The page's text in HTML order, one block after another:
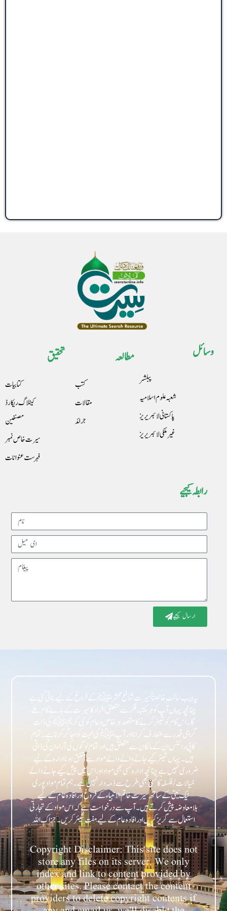
رابطہ کیجیے
Name
Email
Message
ارسال کیجیے
وسائل
پبلشر
شعبہ علوم اسلامیہ
پاکستانی لائبریریز
غیرملکی لائبریریز
مطالعہ
کتب
مقالات
جرائد
تحقیق
کتابیات
کیٹلاگ ریکارڈ
مصنفین
سیرت خاص نمبر
فہرست عنوانات
یہ ویب سائٹ خالصتاً سیرت شافع محشر ﷺ کے فروغ کے لیے بنائی گئی ہے
چنانچہ یہاں آپ کو ہر مکتبہ فکر سے متعلق افراد کا سیرت کے بارے کام ملے
گا۔ اس کام کو شیئر کرنے کا مقصد ہر خاص و عام کو نبی کریمﷺ کی ذات
گرامی قدر سے متعارف کرانا اور آپﷺ کی محبت کو اجاگر کرنا ہے۔ تمام
کاپی رائٹس ان کے مالکان سے متعلق ہیں اور تمام لوگوں کی آراء ان کی ذاتی
ہیں۔ یہاں شیئر کیے جانے والے والے مواد سے متفق ہونا ادارہ کے لیے
ضروری نہیں ہے چنانچہ ادارہ کسی بھی مواد اور اس میں پیش کیے جانے والے
خیالات/فلسفہ کا کسی بھی طرح سے ذمہ دار نہیں ہے۔ ہم تمام مواد پوری
نیک نیتی کے ساتھ سیرت خاتم الانبیاء کے فروغ اور افادہ عام کے لیے
بلامعاوضہ پیش کرتے ہیں۔ آپ سے درخواست ہے کہ اس مواد کے تجارتی
استعمال سے گریز کریں اور افادہ عام کے لیے مفت شیئر کریں۔ جزاک اللہ
Copyright Disclaimer: This site does not
store any files on its server. We only
index and link to content provided by
other sites. Please contact the content
providers to delete copyright contents if